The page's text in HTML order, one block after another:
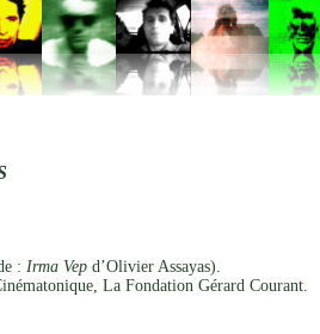
: Irma Vep d’Olivier Assayas).
La Fondation Gérard Courant.